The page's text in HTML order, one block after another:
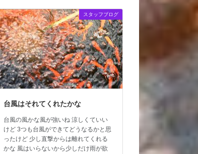
スタッフブログ
台風はそれてくれたかな
台風の風かな風が強いね 涼しくていい
けど 3つも台風ができてどうなるかと思
ったけど 少し直撃からは離れてくれる
かな 風はいらないから少しだけ雨が欲